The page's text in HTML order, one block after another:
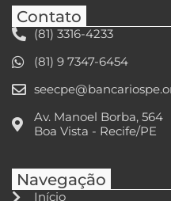
Contato
(81) 3316-4233
(81) 9 7347-6454
Av. Manoel Borba, 564
Boa Vista - Recife/PE
Navegação
Início